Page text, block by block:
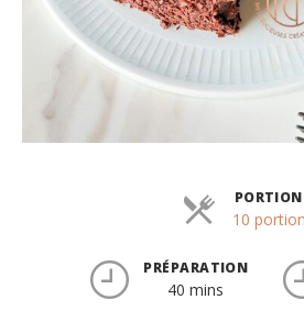
10
PRÉPARATION
40 mins